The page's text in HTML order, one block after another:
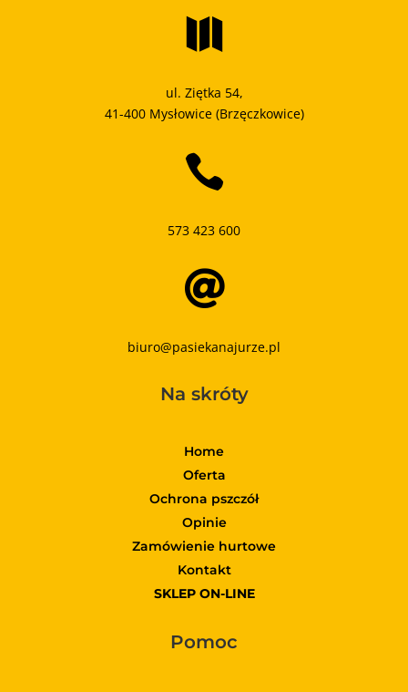

ul. Ziętka 54,
41-400 Mysłowice (Brzęczkowice)

573 423 600

biuro@pasiekanajurze.pl
Na skróty
Home
Oferta
Ochrona pszczół
Opinie
Zamówienie hurtowe
Kontakt
SKLEP ON-LINE
Pomoc